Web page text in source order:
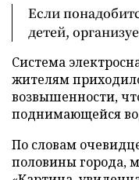
Если
детей,
Система
жителям
возвышенности,
поднимающейся
По словам
половины города,